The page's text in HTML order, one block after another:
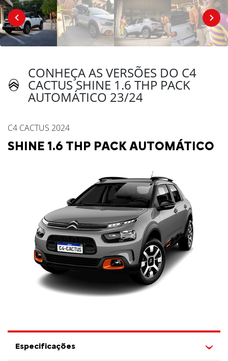
CONHEÇA AS VERSÕES DO C4
CACTUS SHINE 1.6 THP PACK
AUTOMÁTICO 23/24
C4 CACTUS 2024
SHINE 1.6 THP PACK AUTOMÁTICO
Especificações